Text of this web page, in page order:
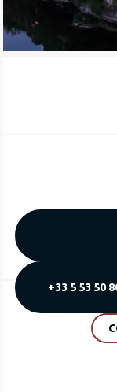
+33 5 53 50